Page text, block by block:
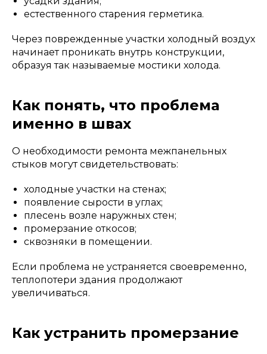
естественного старения герметика.
Через поврежденные участки холодный воздух
начинает проникать внутрь конструкции,
образуя так называемые мостики холода.
Как понять, что проблема
именно в швах
О необходимости ремонта межпанельных
стыков могут свидетельствовать:
холодные участки на стенах;
появление сырости в углах;
плесень возле наружных стен;
промерзание откосов;
сквозняки в помещении.
Если проблема не устраняется своевременно,
теплопотери здания продолжают
увеличиваться.
Как устранить промерзание